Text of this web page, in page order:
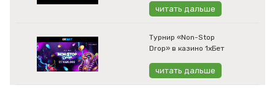
читать дальше
Турнир «Non-Stop
Drop» в казино 1хБет
читать дальше